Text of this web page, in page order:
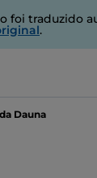
foi traduzido
.
Dauna